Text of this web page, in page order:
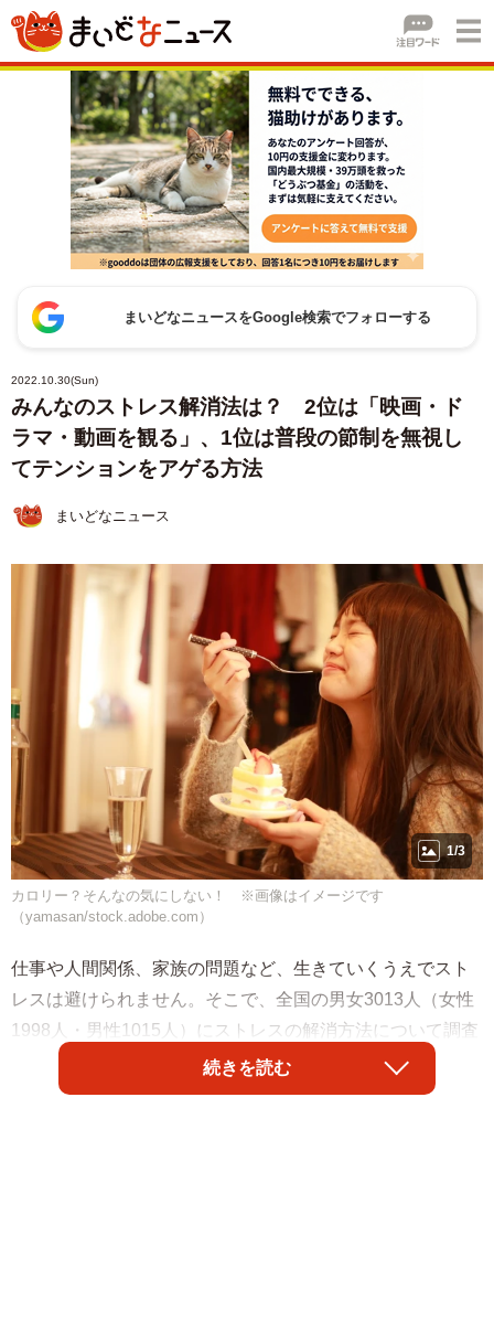
まいどなニュースをGoogle検索でフォローする
2022.10.30(Sun)
みんなのストレス解消法は？ 2位は「映画・ド
ラマ・動画を観る」、1位は普段の節制を無視し
てテンションをアゲる方法
まいどなニュース
1/3
カロリー？そんなの気にしない！ ※画像はイメージです
（yamasan/stock.adobe.com）
仕事や人間関係、家族の問題など、生きていくうえでスト
レスは避けられません。そこで、全国の男女3013人（女性
1998人・男性1015人）にストレスの解消方法について調査
をしたところ、最も多かった回答は「食べる」だったそう
です。
続きを読む